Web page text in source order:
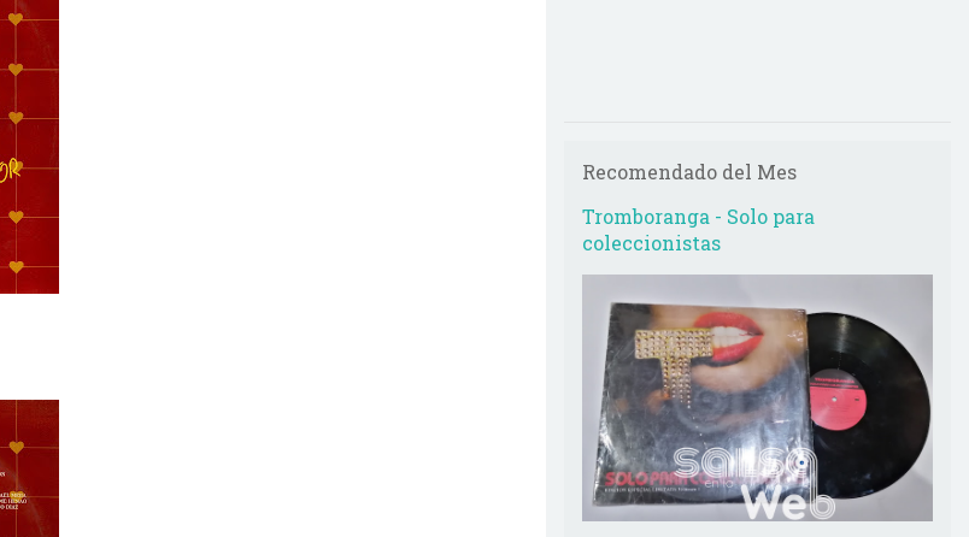
Recomendado del Mes
Tromboranga - Solo para
coleccionistas